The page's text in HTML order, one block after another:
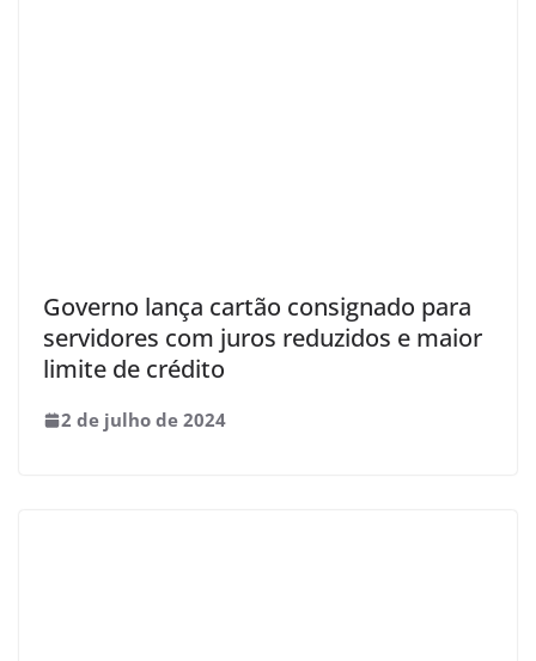
Governo lança cartão consignado para
servidores com juros reduzidos e maior
limite de crédito
2 de julho de 2024